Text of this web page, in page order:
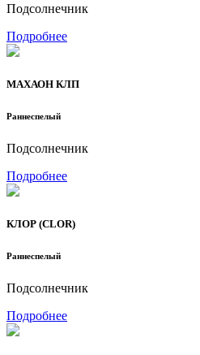
Подсолнечник
Подробнее
МАХАОН КЛП
Раннеспелый
Подсолнечник
Подробнее
КЛОР (CLOR)
Раннеспелый
Подсолнечник
Подробнее